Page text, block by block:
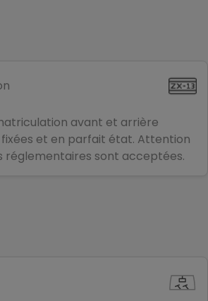
avant et arrière
et en parfait état. Attention
réglementaires sont acceptées.